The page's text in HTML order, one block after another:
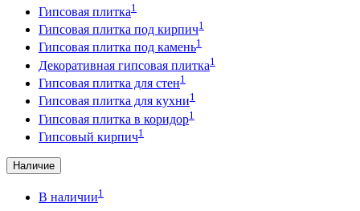
Гипсовая плитка1
Гипсовая плитка под кирпич1
Гипсовая плитка под камень1
Декоративная гипсовая плитка1
Гипсовая плитка для стен1
Гипсовая плитка для кухни1
Гипсовая плитка в коридор1
Гипсовый кирпич1
Наличие
В наличии1